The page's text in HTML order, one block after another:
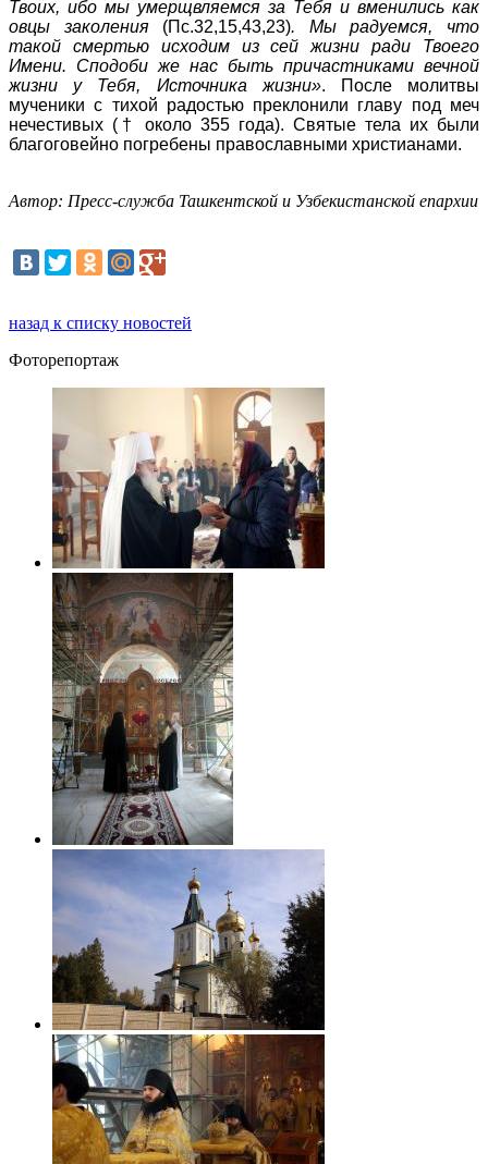
Твоих, ибо мы умерщвляемся за Тебя и вменились как
овцы заколения (Пс.32,15,43,23). Мы радуемся, что
такой смертью исходим из сей жизни ради Твоего
Имени. Сподоби же нас быть причастниками вечной
жизни у Тебя, Источника жизни». После молитвы
мученики с тихой радостью преклонили главу под меч
нечестивых († около 355 года). Святые тела их были
благоговейно погребены православными христианами.
Автор: Пресс-служба Ташкентской и Узбекистанской епархии
назад к списку новостей
Фоторепортаж